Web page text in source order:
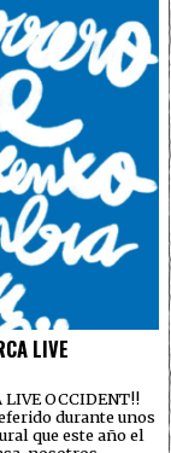
LIVE
LIVE OCCIDENT!!
durante unos
que este año el